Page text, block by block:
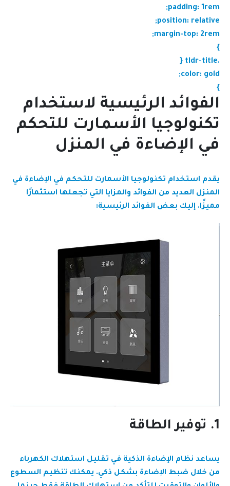
padding: 1rem;
position: relative;
margin-top: 2rem;
}
.tldr-title {
color: gold;
}
الفوائد الرئيسية لاستخدام
تكنولوجيا الأسمارت للتحكم
في الإضاءة في المنزل
يقدم استخدام تكنولوجيا الأسمارت للتحكم في الإضاءة في
المنزل العديد من الفوائد والمزايا التي تجعلها استثمارًا
مميزًا. إليك بعض الفوائد الرئيسية:
1. توفير الطاقة
يساعد نظام الإضاءة الذكية في تقليل استهلاك الكهرباء
من خلال ضبط الإضاءة بشكل ذكي. يمكنك تنظيم السطوع